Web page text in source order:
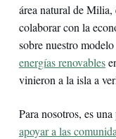
área natural de
colaborar con la
sobre nuestro
energías renovables
vinieron a la isla a
Para nosotros, es
apoyar a las